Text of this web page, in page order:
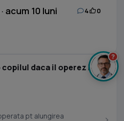
acum 10 luni 4 0
daca il operez la
pt alungirea
?